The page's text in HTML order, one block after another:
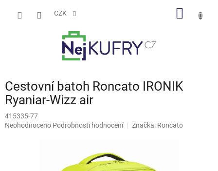
CZK
Cestovní batoh Roncato IRONIK
Ryaniar-Wizz air
415335-77
Průměrné
Neohodnoceno Podrobnosti hodnocení Značka: Roncato